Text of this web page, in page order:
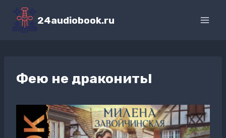
Перейти
содержимому
24audiobook.ru
Фею не драконить!